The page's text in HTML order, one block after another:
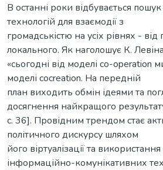
В останні роки відбувається
технологій для взаємодії з
громадськістю на усіх рівнях - від
локального. Як наголошує К.
«сьогодні від моделі co-operation
моделі cocreation. На передній
план виходить обмін ідеями та
досягнення найкращого
c. 36]. Провідним трендом стає
політичного дискурсу шляхом
його віртуалізації та використання
інформаційно-комунікативних